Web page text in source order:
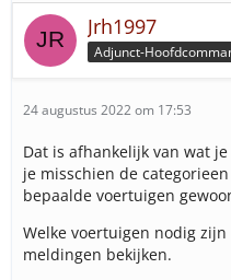
Jrh1997
24 augustus 2022 om 17:53
Dat is afhankelijk van wat
je misschien de
bepaalde voertuigen
Welke voertuigen nodig
meldingen bekijken.